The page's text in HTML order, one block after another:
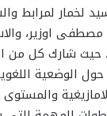
لخمار لمرابط
اوزير،
حيث شارك كل من
حول الوضعية